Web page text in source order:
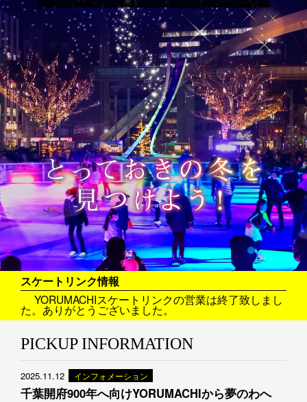
スケートリンク情報
YORUMACHIスケートリンクの営業は終了致しまし
た。ありがとうございました。
PICKUP INFORMATION
2025.11.12 インフォメーション
千葉開府900年へ向けYORUMACHIから夢のわへ